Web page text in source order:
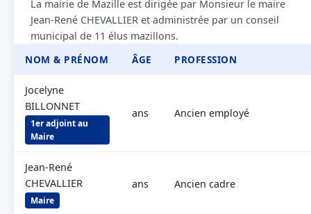
La mairie de Mazille est dirigée par Monsieur le maire
Jean-René CHEVALLIER et administrée par un conseil
municipal de 11 élus mazillons.
NOM & PRÉNOM
ÂGE PROFESSION
Jocelyne
BILLONNET
1er adjoint au
Maire
ans Ancien employé
Jean-René
CHEVALLIER
Maire
ans Ancien cadre